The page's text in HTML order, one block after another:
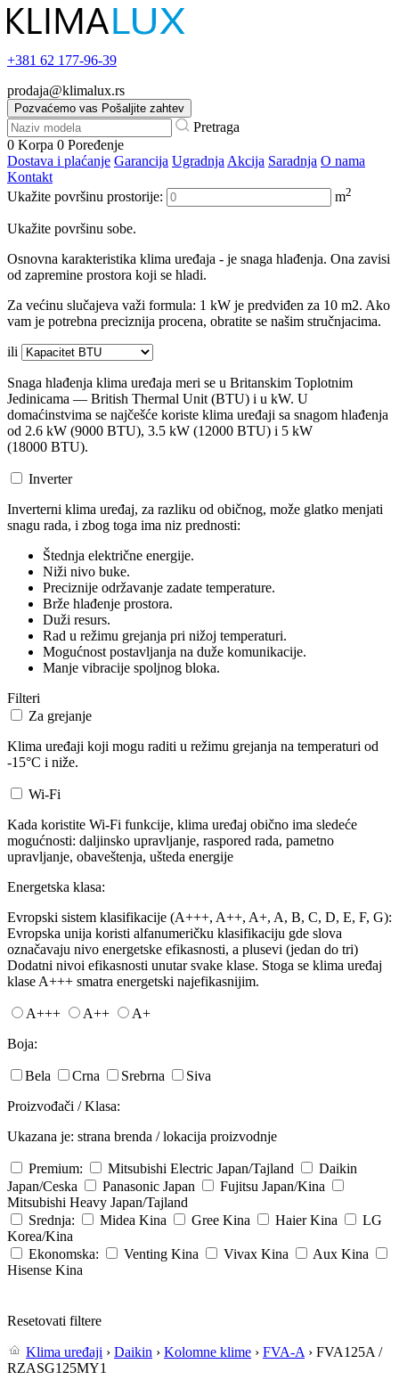
+381 62 177-96-39
prodaja@klimalux.rs
Pozvaćemo vas Pošaljite zahtev
Pretraga
0 Korpa 0 Poređenje
Dostava i plaćanje Garancija Ugradnja Akcija Saradnja O nama
Kontakt
Ukažite površinu prostorije:
m2
Ukažite površinu sobe.
Osnovna karakteristika klima uređaja - je snaga hlađenja. Ona zavisi
od zapremine prostora koji se hladi.
Za većinu slučajeva važi formula: 1 kW je predviđen za 10 m2. Ako
vam je potrebna preciznija procena, obratite se našim stručnjacima.
ili
Snaga hlađenja klima uređaja meri se u Britanskim Toplotnim
Jedinicama — British Thermal Unit (BTU) i u kW. U
domaćinstvima se najčešće koriste klima uređaji sa snagom hlađenja
od 2.6 kW (9000 BTU), 3.5 kW (12000 BTU) i 5 kW
(18000 BTU).
Inverter
Inverterni klima uređaj, za razliku od običnog, može glatko menjati
snagu rada, i zbog toga ima niz prednosti:
Štednja električne energije.
Niži nivo buke.
Preciznije održavanje zadate temperature.
Brže hlađenje prostora.
Duži resurs.
Rad u režimu grejanja pri nižoj temperaturi.
Mogućnost postavljanja na duže komunikacije.
Manje vibracije spoljnog bloka.
Filteri
Za grejanje
Klima uređaji koji mogu raditi u režimu grejanja na temperaturi od
-15°C i niže.
Wi-Fi
Kada koristite Wi-Fi funkcije, klima uređaj obično ima sledeće
mogućnosti: daljinsko upravljanje, raspored rada, pametno
upravljanje, obaveštenja, ušteda energije
Energetska klasa:
Evropski sistem klasifikacije (A+++, A++, A+, A, B, C, D, E, F, G):
Evropska unija koristi alfanumeričku klasifikaciju gde slova
označavaju nivo energetske efikasnosti, a plusevi (jedan do tri)
Dodatni nivoi efikasnosti unutar svake klase. Stoga se klima uređaj
klase A+++ smatra energetski najefikasnijim.
A+++ A++
A+
Boja:
Bela Crna Srebrna
Siva
Proizvođači / Klasa:
Ukazana je: strana brenda / lokacija proizvodnje
Premium: Mitsubishi Electric Japan/Tajland
Daikin
Japan/Ceska
Panasonic Japan Fujitsu Japan/Kina
Mitsubishi Heavy Japan/Tajland
Srednja:
Midea Kina Gree Kina Haier Kina
LG
Korea/Kina
Ekonomska:
Venting Kina Vivax Kina Aux Kina
Hisense Kina
Resetovati filtere
Klima uređaji › Daikin › Kolomne klime › FVA-A › FVA125A /
RZASG125MY1